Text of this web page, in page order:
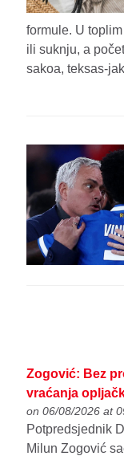
formule. U
ili suknju, a
sakoa, teksas-
Zogović: Bez
vraćanja
on 06/08/2026 at
Potpredsjednik
Milun Zogović